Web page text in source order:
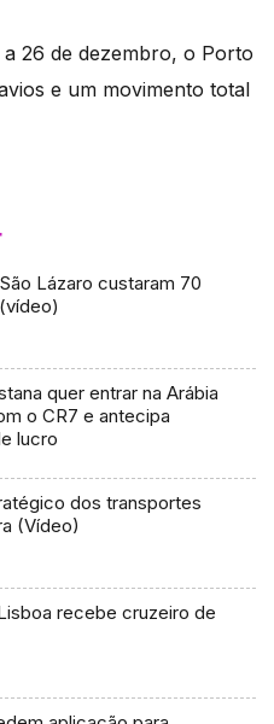
a 26 de dezembro, o Porto
e um movimento total
Lázaro custaram 70
quer entrar na Arábia
o CR7 e antecipa
lucro
dos transportes
(Vídeo)
recebe cruzeiro de